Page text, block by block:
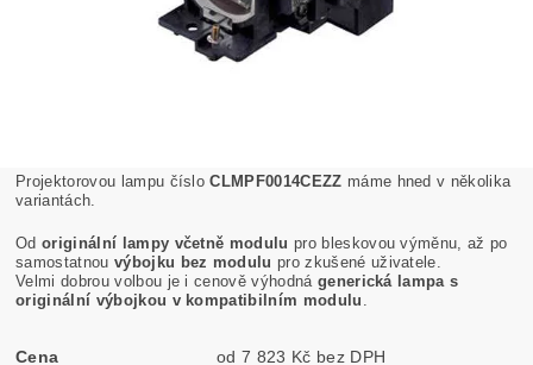
Projektorovou lampu čísloCLMPF0014CEZZ máme hned v několika
variantách.
Odoriginální lampy včetně modulu pro bleskovou výměnu, až po
samostatnou výbojku bez modulu pro zkušené uživatele.
Velmi dobrou volbou je i cenově výhodná generická lampa s
originální výbojkou v kompatibilním modulu
Cena od 7 823 Kč bez DPH